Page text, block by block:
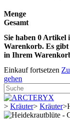
Menge
Gesamt
Sie haben 0 Artikel
Warenkorb. Es
in Ihrem
Einkauf fortsetzen
gehen
> Kräuter> Kräuter>